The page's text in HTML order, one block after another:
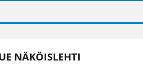
lehdessä
NÄKÖISLEHTI